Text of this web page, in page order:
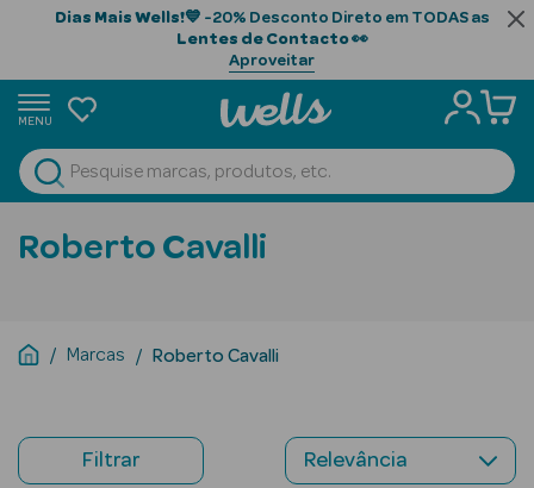
Dias Mais Wells!💙 -20% Desconto Direto em TODAS as
Lentes de Contacto👀
Aproveitar
MENU
Ver Tudo
Beauty Season
Roberto Cavalli
Marcas Roberto Cavalli
Filtrar